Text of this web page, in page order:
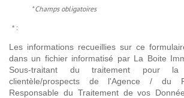
* Champs obligatoires
* :
Les informations recueillies sur ce
dans un fichier informatisé par La Boite
Sous-traitant du traitement pour
clientèle/prospects de l'Agence / du
Responsable du Traitement de vos